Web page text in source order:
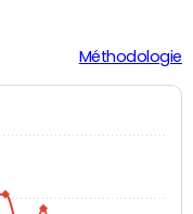
Méthodologie